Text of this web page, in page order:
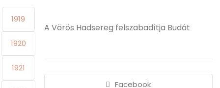
1919
1920
1921
A Vörös Hadsereg felszabadítja Budát
Facebook